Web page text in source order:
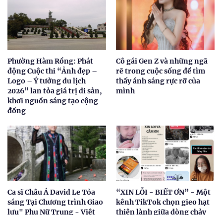
Phường Hàm Rồng: Phát
động Cuộc thi “Ảnh đẹp –
Logo – Ý tưởng du lịch
2026” lan tỏa giá trị di sản,
khơi nguồn sáng tạo cộng
đồng
Cô gái Gen Z và những ngã
rẽ trong cuộc sống để tìm
thấy ánh sáng rực rỡ của
mình
Ca sĩ Châu Á David Le Tỏa
sáng Tại Chương trình Giao
lưu" Phụ Nữ Trung - Việt
“XIN LỖI - BIẾT ƠN” - Một
kênh TikTok chọn gieo hạt
thiện lành giữa dòng chảy